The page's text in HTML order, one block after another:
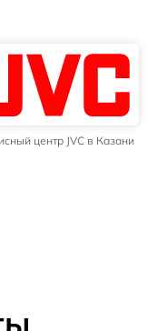
центр JVC в Казани